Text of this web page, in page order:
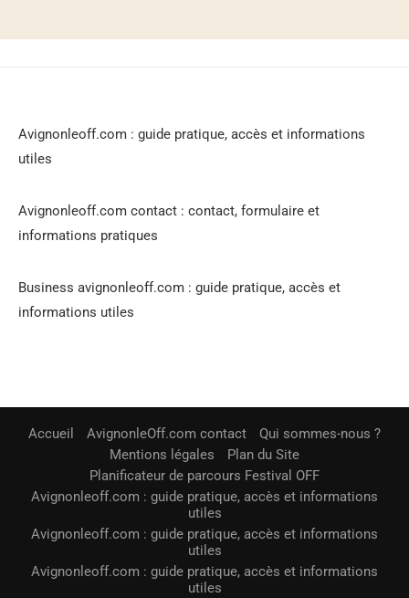
Avignonleoff.com : guide pratique, accès et informations
utiles
Avignonleoff.com contact : contact, formulaire et
informations pratiques
Business avignonleoff.com : guide pratique, accès et
informations utiles
Accueil AvignonleOff.com contact
Qui sommes-nous ?
Mentions légales
Plan du Site
Planificateur de parcours Festival OFF
Avignonleoff.com : guide pratique, accès et informations
utiles
Avignonleoff.com : guide pratique, accès et informations
utiles
Avignonleoff.com : guide pratique, accès et informations
utiles